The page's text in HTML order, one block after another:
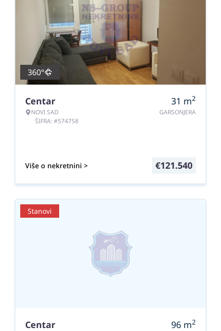
360°
Centar
NOVI SAD
ŠIFRA: #574758
31 m2
GARSONJERA
Više o nekretnini > €121.540
Stanovi
Centar 96 m2